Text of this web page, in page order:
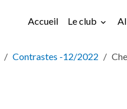
Accueil Le club
Contrastes -12/2022